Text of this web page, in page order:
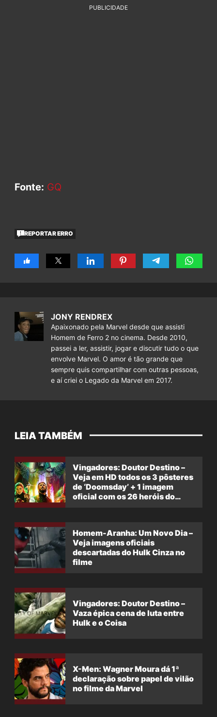
PUBLICIDADE
Fonte: GQ
REPORTAR ERRO
JONY RENDREX
Apaixonado pela Marvel desde que assisti
Homem de Ferro 2 no cinema. Desde 2010,
passei a ler, assistir, jogar e discutir tudo o que
envolve Marvel. O amor é tão grande que
sempre quis compartilhar com outras pessoas,
e aí criei o Legado da Marvel em 2017.
LEIA TAMBÉM
Vingadores: Doutor Destino –
Veja em HD todos os 3 pôsteres
de ‘Doomsday’ + 1 imagem
oficial com os 26 heróis do
Homem-Aranha: Um Novo Dia –
Veja imagens oficiais
descartadas do Hulk Cinza no
filme
Vingadores: Doutor Destino –
Vaza épica cena de luta entre
Hulk e o Coisa
X-Men: Wagner Moura dá 1ª
declaração sobre papel de vilão
no filme da Marvel